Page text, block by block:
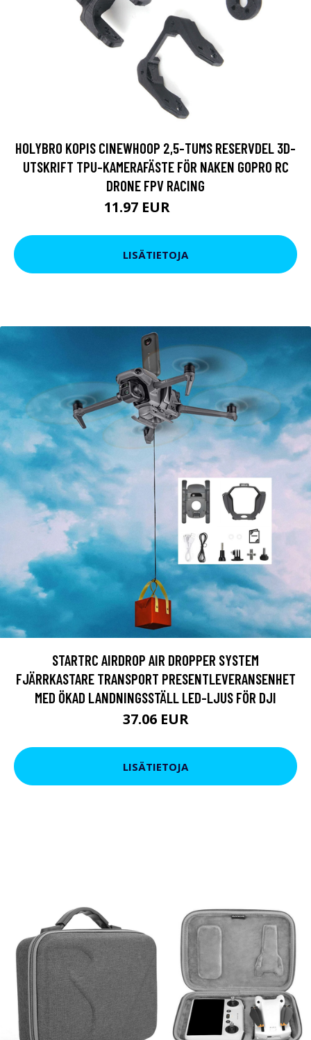
HOLYBRO KOPIS CINEWHOOP 2,5-TUMS RESERVDEL 3D-
UTSKRIFT TPU-KAMERAFÄSTE FÖR NAKEN GOPRO RC
DRONE FPV RACING
11.97 EUR
LISÄTIETOJA
STARTRC AIRDROP AIR DROPPER SYSTEM
FJÄRRKASTARE TRANSPORT PRESENTLEVERANSENHET
MED ÖKAD LANDNINGSSTÄLL LED-LJUS FÖR DJI
37.06 EUR
LISÄTIETOJA